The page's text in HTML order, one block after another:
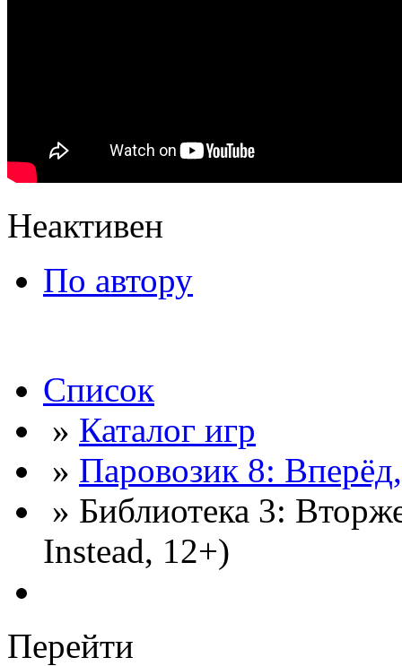
Неактивен
По автору
Список
» Каталог игр
» Паровозик 8:
» Библиотека 3:
Instead, 12+)
Перейти